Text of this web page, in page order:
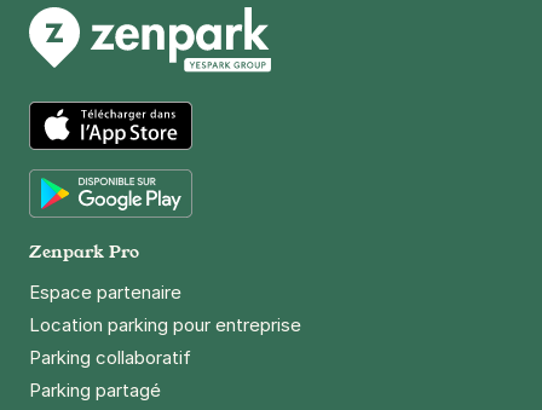
1 boulevard du Docteur Calmette -
Lille
26 €/jour,78 €/semaine
Réserver
+ Abonnements disponibles
App Store
Zenpark Pro
Espace partenaire
Location parking pour entreprise
Parking collaboratif
Parking partagé